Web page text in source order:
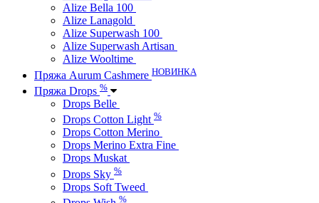
Alize Bella 100
Alize Lanagold
Alize Superwash 100
Alize Superwash Artisan
Alize Wooltime
Пряжа Aurum Cashmere НОВИНКА
Пряжа Drops %
Drops Belle
Drops Cotton Light %
Drops Cotton Merino
Drops Merino Extra Fine
Drops Muskat
Drops Sky %
Drops Soft Tweed
%